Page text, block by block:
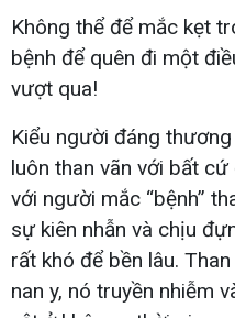
Không thể để mắc kẹt
bệnh để quên đi một
vượt qua!
Kiểu người đáng
luôn than vãn với bất
với người mắc “bệnh”
sự kiên nhẫn và chịu
rất khó để bền lâu.
nan y, nó truyền nhiễm